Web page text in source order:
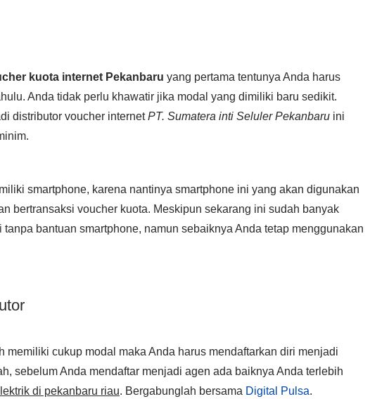
kuota internet Pekanbaru yang pertama tentunya Anda harus
Anda tidak perlu khawatir jika modal yang dimiliki baru sedikit.
distributor voucher internetPT. Sumatera inti Seluler Pekanbaru ini
smartphone, karena nantinya smartphone ini yang akan digunakan
bertransaksi voucher kuota. Meskipun sekarang ini sudah banyak
bantuan smartphone, namun sebaiknya Anda tetap menggunakan
memiliki cukup modal maka Anda harus mendaftarkan diri menjadi
sebelum Anda mendaftar menjadi agen ada baiknya Anda terlebih
di pekanbaru riau. Bergabunglah bersama Digital Pulsa.